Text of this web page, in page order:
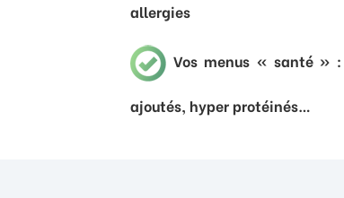
allergies
Vos menus « santé »
ajoutés, hyper protéinés…